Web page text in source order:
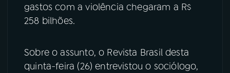
08 FESTIVAL DE MÚSICA
gastos com a violência chegaram a R$
258 bilhões.
Sobre o assunto, o Revista Brasil desta
quinta-feira (26) entrevistou o sociólogo,